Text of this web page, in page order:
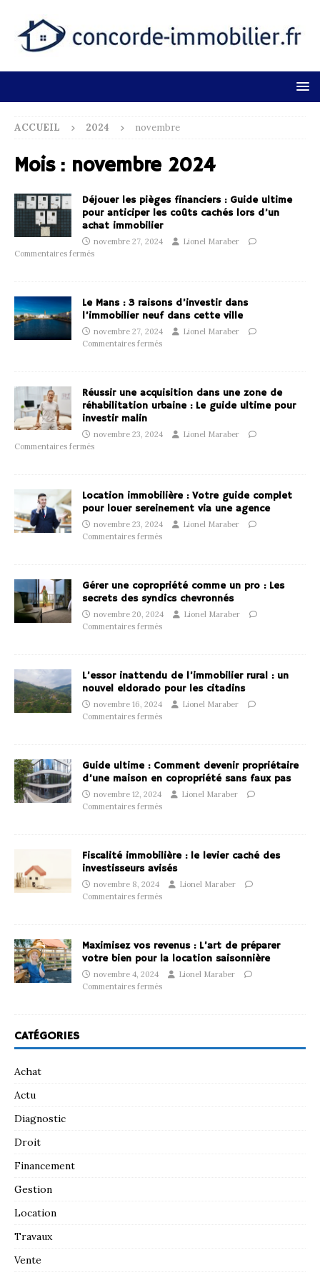
ACCUEIL 2024 novembre
Mois : novembre 2024
Déjouer les pièges financiers : Guide ultime
pour anticiper les coûts cachés lors d’un
achat immobilier
novembre 27, 2024
Lionel Maraber
Commentaires fermés
Le Mans : 3 raisons d’investir dans
l’immobilier neuf dans cette ville
novembre 27, 2024
Lionel Maraber
Commentaires fermés
Réussir une acquisition dans une zone de
réhabilitation urbaine : Le guide ultime pour
investir malin
novembre 23, 2024
Lionel Maraber
Commentaires fermés
Location immobilière : Votre guide complet
pour louer sereinement via une agence
novembre 23, 2024
Lionel Maraber
Commentaires fermés
Gérer une copropriété comme un pro : Les
secrets des syndics chevronnés
novembre 20, 2024
Lionel Maraber
Commentaires fermés
L’essor inattendu de l’immobilier rural : un
nouvel eldorado pour les citadins
novembre 16, 2024
Lionel Maraber
Commentaires fermés
Guide ultime : Comment devenir propriétaire
d’une maison en copropriété sans faux pas
novembre 12, 2024
Lionel Maraber
Commentaires fermés
Fiscalité immobilière : le levier caché des
investisseurs avisés
novembre 8, 2024
Lionel Maraber
Commentaires fermés
Maximisez vos revenus : L’art de préparer
votre bien pour la location saisonnière
novembre 4, 2024
Lionel Maraber
Commentaires fermés
CATÉGORIES
Achat
Actu
Diagnostic
Droit
Financement
Gestion
Location
Travaux
Vente